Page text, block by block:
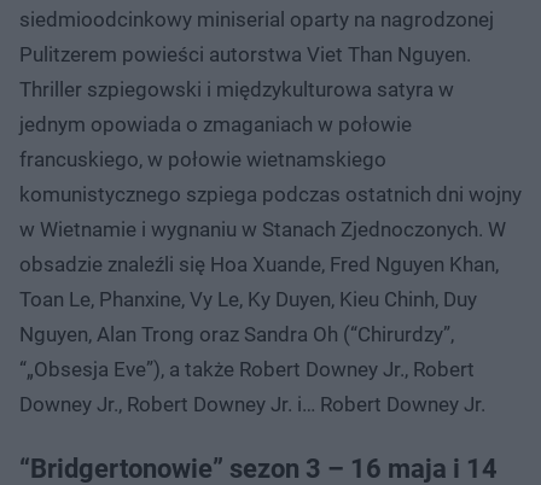
siedmioodcinkowy miniserial oparty na nagrodzonej
Pulitzerem powieści autorstwa Viet Than Nguyen.
Thriller szpiegowski i międzykulturowa satyra w
jednym opowiada o zmaganiach w połowie
francuskiego, w połowie wietnamskiego
komunistycznego szpiega podczas ostatnich dni wojny
w Wietnamie i wygnaniu w Stanach Zjednoczonych. W
obsadzie znaleźli się Hoa Xuande, Fred Nguyen Khan,
Toan Le, Phanxine, Vy Le, Ky Duyen, Kieu Chinh, Duy
Nguyen, Alan Trong oraz Sandra Oh (“Chirurdzy”,
“„Obsesja Eve”), a także Robert Downey Jr., Robert
Downey Jr., Robert Downey Jr. i… Robert Downey Jr.
“Bridgertonowie” sezon 3 – 16 maja i 14